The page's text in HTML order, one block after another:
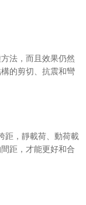
法，而且效果仍然
的剪切、抗震和彎
距，靜載荷、動荷載
距，才能更好和合